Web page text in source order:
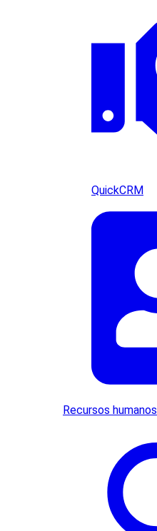
QuickCRM
Recursos humanos